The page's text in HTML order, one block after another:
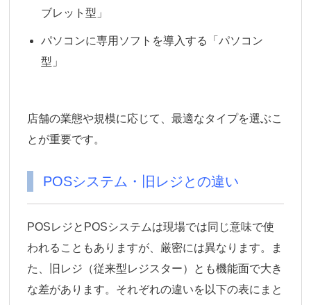
ブレット型」
パソコンに専用ソフトを導入する「パソコン
型」
店舗の業態や規模に応じて、最適なタイプを選ぶこ
とが重要です。
POSシステム・旧レジとの違い
POSレジとPOSシステムは現場では同じ意味で使
われることもありますが、厳密には異なります。ま
た、旧レジ（従来型レジスター）とも機能面で大き
な差があります。それぞれの違いを以下の表にまと